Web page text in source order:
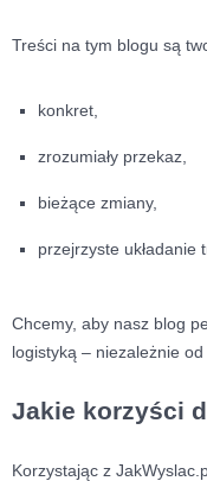
Treści na tym blogu są
konkret,
zrozumiały przekaz,
bieżące zmiany,
przejrzyste układanie
Chcemy, aby nasz blog
logistyką – niezależnie od
Jakie korzyści
Korzystając z